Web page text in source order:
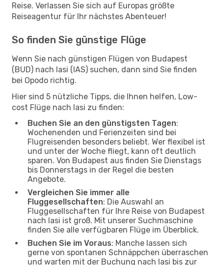
Reise. Verlassen Sie sich auf Europas größte
Reiseagentur für Ihr nächstes Abenteuer!
So finden Sie günstige Flüge
Wenn Sie nach günstigen Flügen von Budapest
(BUD) nach Iasi (IAS) suchen, dann sind Sie finden
bei Opodo richtig.
Hier sind 5 nützliche Tipps, die Ihnen helfen, Low-
cost Flüge nach Iasi zu finden:
Buchen Sie an den günstigsten Tagen:
Wochenenden und Ferienzeiten sind bei
Flugreisenden besonders beliebt. Wer flexibel ist
und unter der Woche fliegt, kann oft deutlich
sparen. Von Budapest aus finden Sie Dienstags
bis Donnerstags in der Regel die besten
Angebote.
Vergleichen Sie immer alle
Fluggesellschaften: Die Auswahl an
Fluggesellschaften für Ihre Reise von Budapest
nach Iasi ist groß. Mit unserer Suchmaschine
finden Sie alle verfügbaren Flüge im Überblick.
Buchen Sie im Voraus: Manche lassen sich
gerne von spontanen Schnäppchen überraschen
und warten mit der Buchung nach Iasi bis zur